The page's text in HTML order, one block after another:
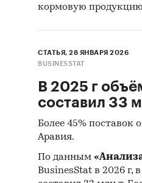
кормовую
СТАТЬЯ, 28 ЯНВАРЯ 2026
BUSINESSTAT
В 2025 г
составил 33
Более 45% поставок
Аравия.
По данным
BusinesStat в 2026 г,